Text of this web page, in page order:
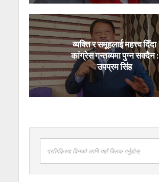
व्यक्ति र समूहलाई महत्त्व दिँदा
कांग्रेस गन्तव्यमा पुग्न सक्दैन :
उपप्रम सिंह
प्रतिक्रिया दिनको लागि यहाँ क्लिक गर्नुहोस्